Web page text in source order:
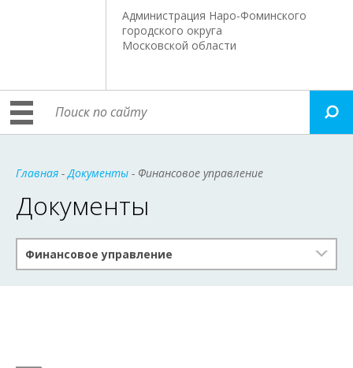
Администрация Наро-Фоминского
городского округа
Московской области
Главная -Документы - Финансовое управление
Документы
Финансовое управление